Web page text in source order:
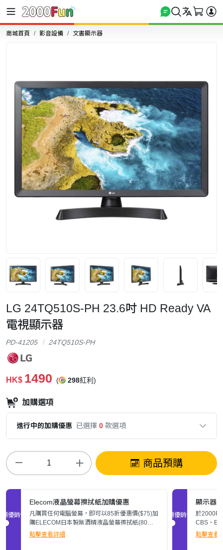
商城首頁 影音設備 文書顯示器
LG 24TQ510S-PH 23.6吋 HD Ready VA
電視顯示器
PD-41205 24TQ510S-PH
HK$ 1490 ( 298紅利)
加購選項
進行中的加購優惠 已選擇 0 款選項
商品預購
促銷優惠
Elecom液晶螢幕擦拭紙加購優惠
凡購買任何電腦螢幕，即可以85折優惠價($75)加
購ELECOM日本製無酒精液晶螢幕擦拭紙(80
張)。
點擊查看詳細
促銷優惠
顯示器
於
CBS、
$200。立
點擊查看